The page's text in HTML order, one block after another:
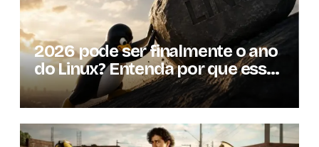
2026 pode ser finalmente o ano
do Linux? Entenda por que essa
previsão voltou à tona